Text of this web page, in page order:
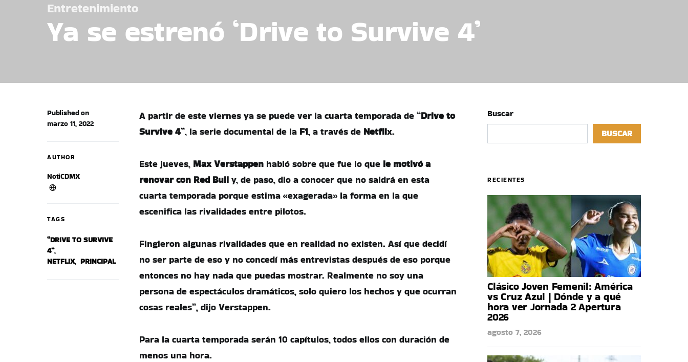
Entretenimiento
Ya se estrenó ‘Drive to Survive 4’
Published on
marzo 11, 2022
AUTHOR
NotiCDMX
TAGS
“DRIVE TO SURVIVE
4”,
NETFLIX, PRINCIPAL
A partir de este viernes ya se puede ver la cuarta temporada de “Drive to
Survive 4”, la serie documental de la F1, a través de Netflix.
Este jueves, Max Verstappen habló sobre que fue lo que le motivó a
renovar con Red Bull y, de paso, dio a conocer que no saldrá en esta
cuarta temporada porque estima «exagerada» la forma en la que
escenifica las rivalidades entre pilotos.
Fingieron algunas rivalidades que en realidad no existen. Así que decidí
no ser parte de eso y no concedí más entrevistas después de eso porque
entonces no hay nada que puedas mostrar. Realmente no soy una
persona de espectáculos dramáticos, solo quiero los hechos y que ocurran
cosas reales”, dijo Verstappen.
Para la cuarta temporada serán 10 capítulos, todos ellos con duración de
menos una hora.
Buscar
BUSCAR
RECIENTES
Clásico Joven Femenil: América
vs Cruz Azul | Dónde y a qué
hora ver Jornada 2 Apertura
2026
agosto 7, 2026